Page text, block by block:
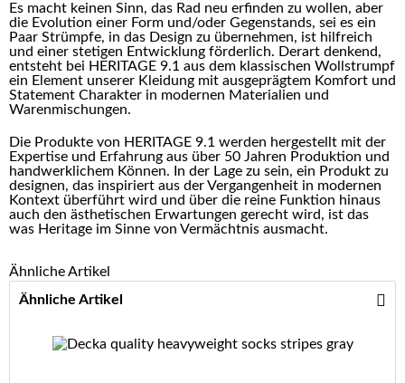
Es macht keinen Sinn, das Rad neu erfinden zu wollen, aber
die Evolution einer Form und/oder Gegenstands, sei es ein
Paar Strümpfe, in das Design zu übernehmen, ist hilfreich
und einer stetigen Entwicklung förderlich. Derart denkend,
entsteht bei HERITAGE 9.1 aus dem klassischen Wollstrumpf
ein Element unserer Kleidung mit ausgeprägtem Komfort und
Statement Charakter in modernen Materialien und
Warenmischungen.
Die Produkte von HERITAGE 9.1 werden hergestellt mit der
Expertise und Erfahrung aus über 50 Jahren Produktion und
handwerklichem Können. In der Lage zu sein, ein Produkt zu
designen, das inspiriert aus der Vergangenheit in modernen
Kontext überführt wird und über die reine Funktion hinaus
auch den ästhetischen Erwartungen gerecht wird, ist das
was Heritage im Sinne von Vermächtnis ausmacht.
Ähnliche Artikel
Ähnliche Artikel